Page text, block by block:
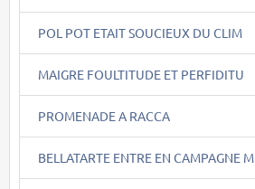
POL POT ETAIT SOUCIEUX DU CLIM
MAIGRE FOULTITUDE ET PERFIDITU
PROMENADE A RACCA
BELLATARTE ENTRE EN CAMPAGNE M